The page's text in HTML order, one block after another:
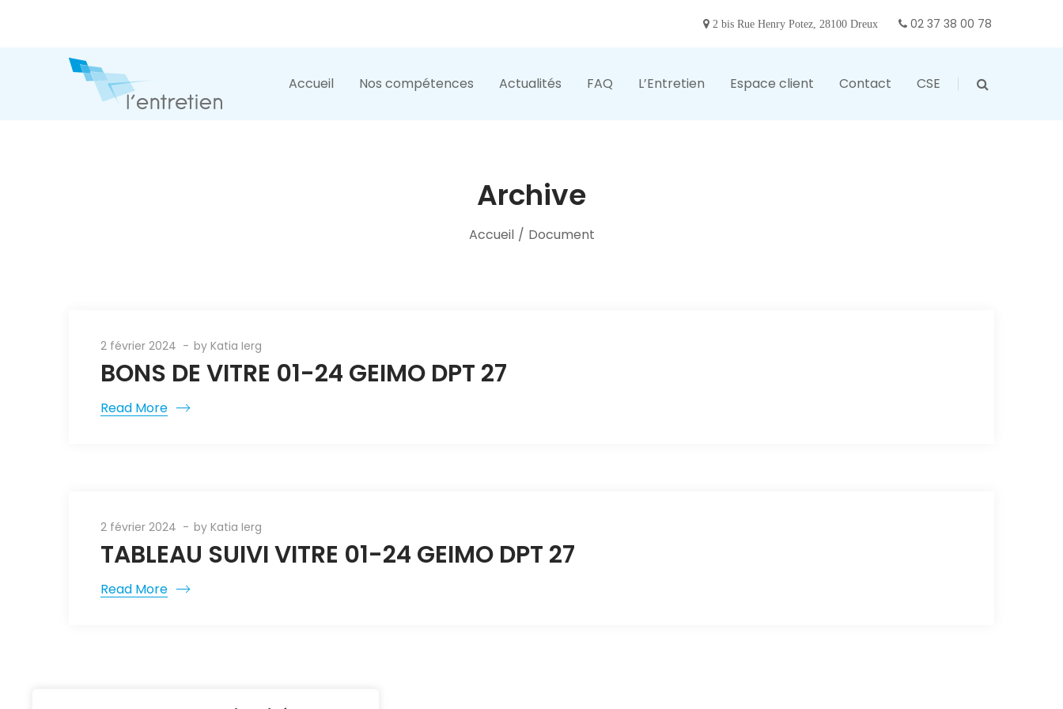
2 bis Rue Henry Potez, 28100 Dreux 02 37 38 00 78
Accueil Nos compétences Actualités FAQ L’Entretien Espace client Contact CSE
Archive
Accueil / Document
2 février 2024 by Katia Ierg
BONS DE VITRE 01-24 GEIMO DPT 27
Read More
2 février 2024 by Katia Ierg
TABLEAU SUIVI VITRE 01-24 GEIMO DPT 27
Read More